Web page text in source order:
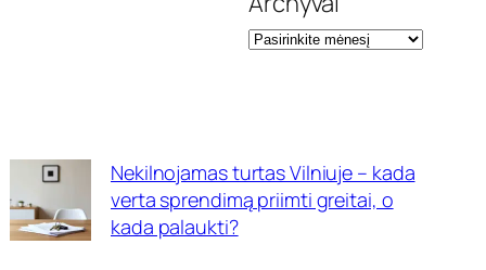
Nekilnojamas turtas Vilniuje – kada
verta sprendimą priimti greitai, o
kada palaukti?